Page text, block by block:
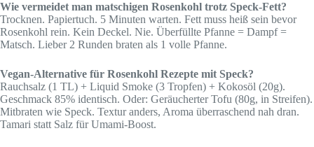
Wie vermeidet man matschigen Rosenkohl trotz Speck-Fett?
Trocknen. Papiertuch. 5 Minuten warten. Fett muss heiß sein bevor
Rosenkohl rein. Kein Deckel. Nie. Überfüllte Pfanne = Dampf =
Matsch. Lieber 2 Runden braten als 1 volle Pfanne.
Vegan-Alternative für Rosenkohl Rezepte mit Speck?
Rauchsalz (1 TL) + Liquid Smoke (3 Tropfen) + Kokosöl (20g).
Geschmack 85% identisch. Oder: Geräucherter Tofu (80g, in Streifen).
Mitbraten wie Speck. Textur anders, Aroma überraschend nah dran.
Tamari statt Salz für Umami-Boost.